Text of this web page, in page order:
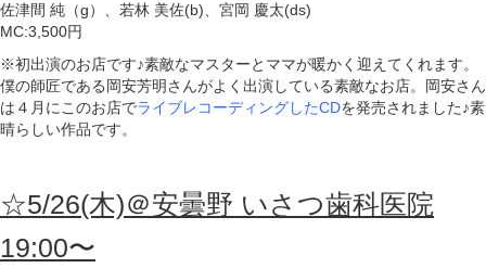
佐津間 純（g）、若林 美佐(b)、宮岡 慶太(ds)
MC:3,500円
※初出演のお店です♪素敵なマスターとママが暖かく迎えてくれます。
僕の師匠である岡安芳明さんがよく出演している素敵なお店。岡安さん
は４月にこのお店でライブレコーディングしたCDを発売されました♪素
晴らしい作品です。
☆5/26(木)＠安曇野 いさつ歯科医院
19:00〜